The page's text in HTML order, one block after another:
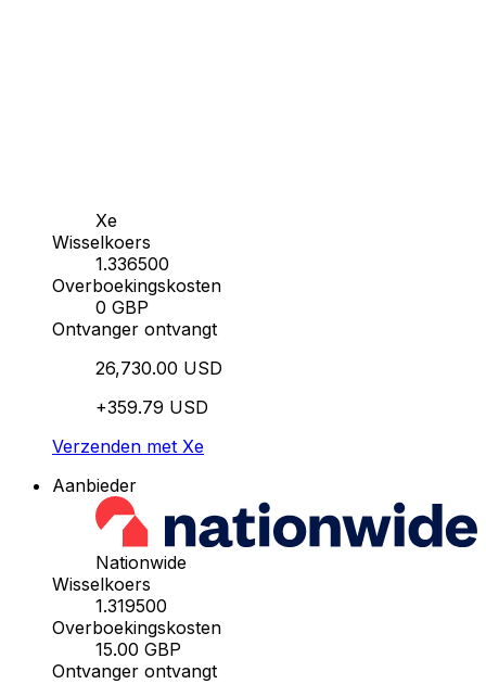
Xe
Wisselkoers
1.336500
Overboekingskosten
0 GBP
Ontvanger ontvangt
26,730.00 USD
+359.79 USD
Verzenden met Xe
Aanbieder
Nationwide
Wisselkoers
1.319500
Overboekingskosten
15.00 GBP
Ontvanger ontvangt